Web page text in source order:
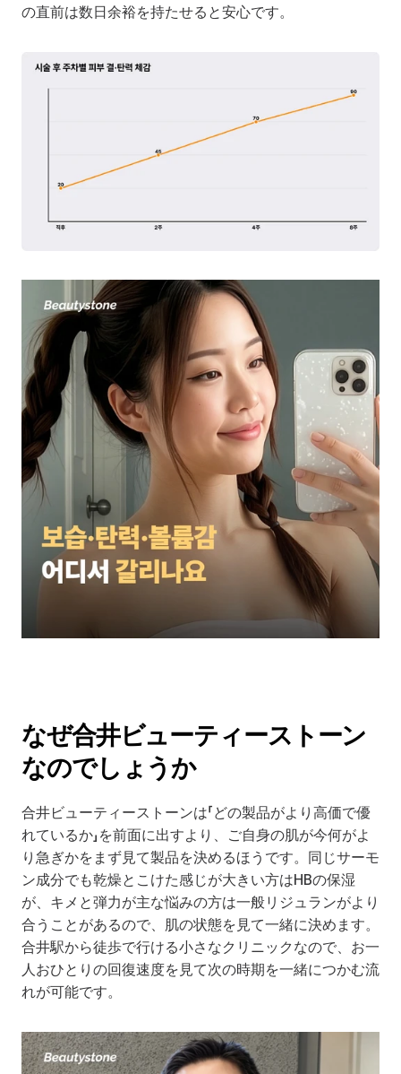
の直前は数日余裕を持たせると安心です。
なぜ合井ビューティーストーン
なのでしょうか
合井ビューティーストーンは「どの製品がより高価で優
れているか」を前面に出すより、ご自身の肌が今何がよ
り急ぎかをまず見て製品を決めるほうです。同じサーモ
ン成分でも乾燥とこけた感じが大きい方はHBの保湿
が、キメと弾力が主な悩みの方は一般リジュランがより
合うことがあるので、肌の状態を見て一緒に決めます。
合井駅から徒歩で行ける小さなクリニックなので、お一
人おひとりの回復速度を見て次の時期を一緒につかむ流
れが可能です。